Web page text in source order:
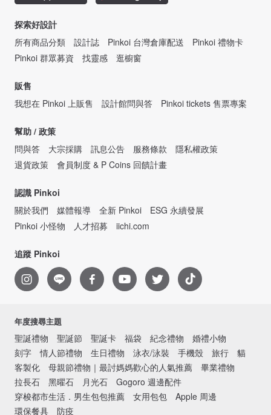
探索好設計
所有商品分類
設計誌 Pinkoi 台灣倉庫配送
Pinkoi 禮物卡
Pinkoi 群眾募資
找靈感 逛櫥窗
販售
我想在 Pinkoi 上販售
設計館問與答 Pinkoi tickets 售票專案
幫助 / 政策
問與答
大宗採購 訊息公告 服務條款
隱私權政策
退貨政策
會員制度 & P Coins 回饋計畫
認識 Pinkoi
關於我們
媒體報導 全新 Pinkoi
ESG 永續發展
Pinkoi 小怪物
人才招募 iichi.com
追蹤 Pinkoi
年度搜尋主題
聖誕禮物 聖誕節 聖誕卡 福袋 紀念禮物
婚禮小物
刻字
情人節禮物 生日禮物 泳衣/泳裝 手機殼 旅行
貓
客製化
母親節禮物｜最討媽媽歡心的人氣推薦
畢業禮物
拉長石
黑曜石 月光石
Gogoro 週邊配件
穿梭都市生活．男生包包推薦
女用包包
Apple 周邊
環保餐具
防疫